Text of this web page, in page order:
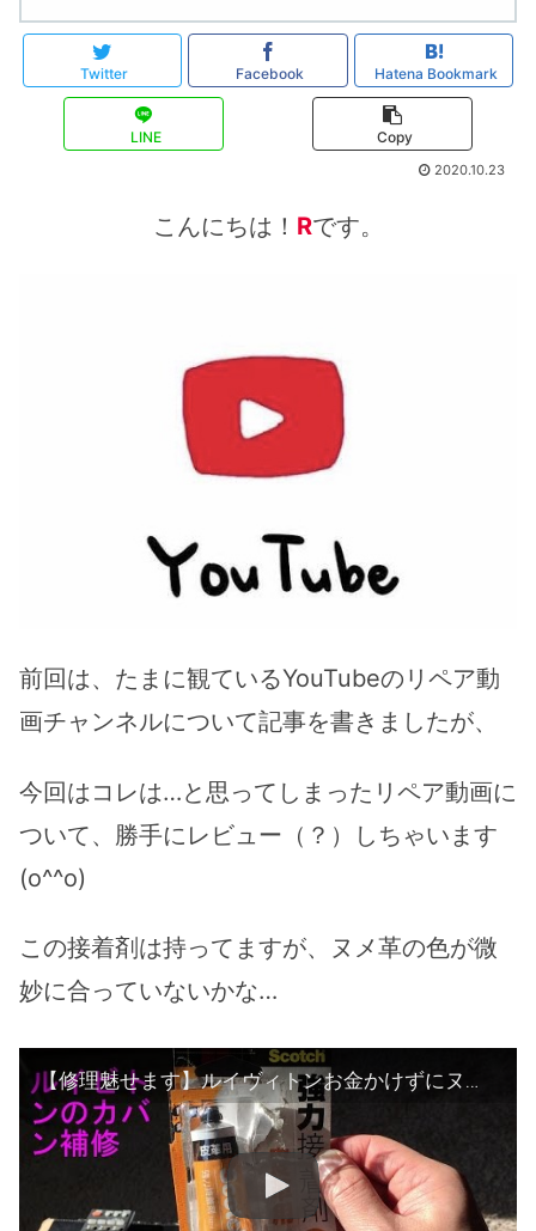
Twitter Facebook Hatena Bookmark
LINE Copy
2020.10.23
こんにちは！ Rです。
前回は、たまに観ているYouTubeのリペア動
画チャンネルについて記事を書きましたが、
今回はコレは…と思ってしまったリペア動画に
ついて、勝手にレビュー（？）しちゃいます
(o^^o)
この接着剤は持ってますが、ヌメ革の色が微
妙に合っていないかな…
【修理魅せます】ルイヴィトンお金かけずにヌメ革補修方法